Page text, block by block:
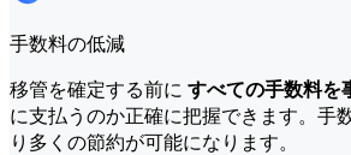
手数料の低減
移管を確定する前に すべての手数料を
に支払うのか正確に把握できます。手
り多くの節約が可能になります。